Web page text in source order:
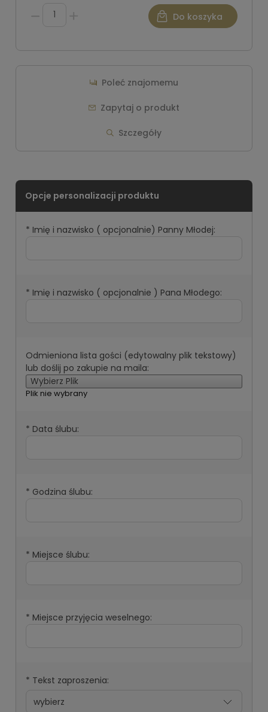
* Imię i nazwisko ( opcjonalnie) Panny Młodej:
* Imię i nazwisko ( opcjonalnie ) Pana Młodego:
Odmieniona lista gości (edytowalny plik tekstowy)
lub doślij po zakupie na maila:
Wybierz Plik
Plik nie wybrany
* Data ślubu:
* Godzina ślubu:
* Miejsce ślubu:
* Miejsce przyjęcia weselnego:
* Tekst zaproszenia:
Do koszyka
Szczegóły
Zapytaj o produkt
Poleć znajomemu